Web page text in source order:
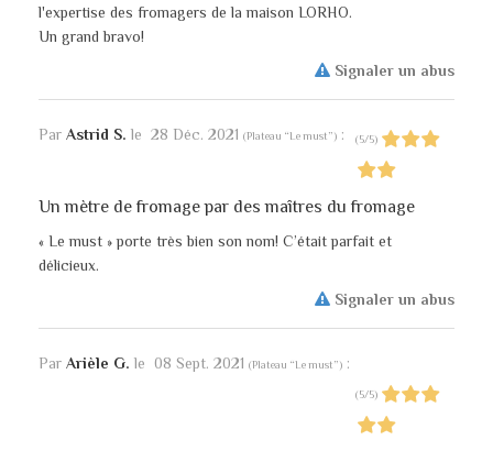
l'expertise des fromagers de la maison LORHO.
Un grand bravo!
Signaler un abus
Par Astrid S. le 28 Déc. 2021 (Plateau “Le must”) : (5/5)
Un mètre de fromage par des maîtres du fromage
« Le must » porte très bien son nom! C’était parfait et
délicieux.
Signaler un abus
Par Arièle G. le 08 Sept. 2021 (Plateau “Le must”) :
(5/5)